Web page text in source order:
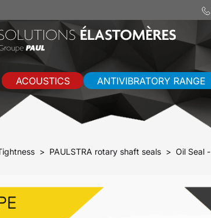
ACOUSTICS ANTIVIBRATORY RANGE
PAULSTRA rotary shaft seals Oil Seal